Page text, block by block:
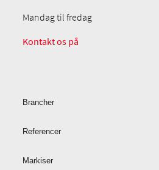
Mandag til fredag
Kontakt os på
Brancher
Referencer
Markiser